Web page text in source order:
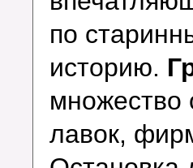
по
историю.
множество
лавок,